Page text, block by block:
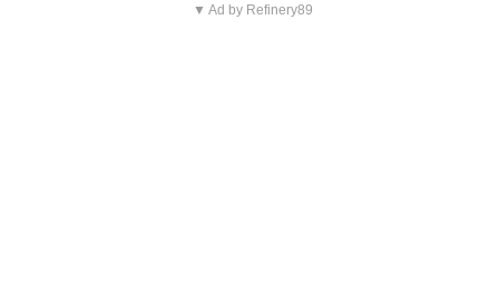
▼ Ad by Refinery89